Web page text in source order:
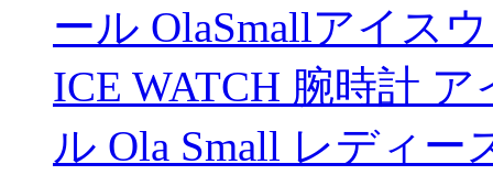
ール OlaSmallアイス
ICE WATCH 腕時計
ル Ola Small レディー